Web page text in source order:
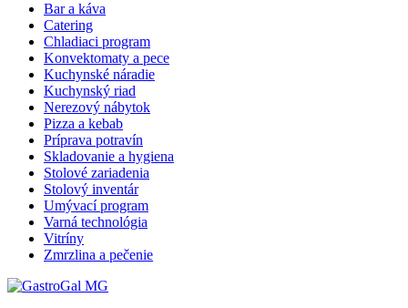
Bar a káva
Catering
Chladiaci program
Konvektomaty a pece
Kuchynské náradie
Kuchynský riad
Nerezový nábytok
Pizza a kebab
Príprava potravín
Skladovanie a hygiena
Stolové zariadenia
Stolový inventár
Umývací program
Varná technológia
Vitríny
Zmrzlina a pečenie